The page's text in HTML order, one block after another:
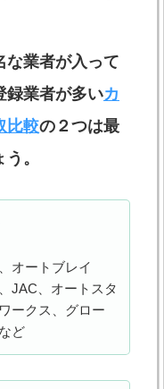
な業者が入って
録業者が多いカ
比較の２つは最
。
オートブレイ
JAC、オートスタ
ークス、グロー
ど